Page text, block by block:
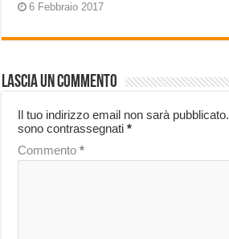
6 Febbraio 2017
Lascia un commento
Il tuo indirizzo email non sarà pubblicato.
sono contrassegnati*
Commento*